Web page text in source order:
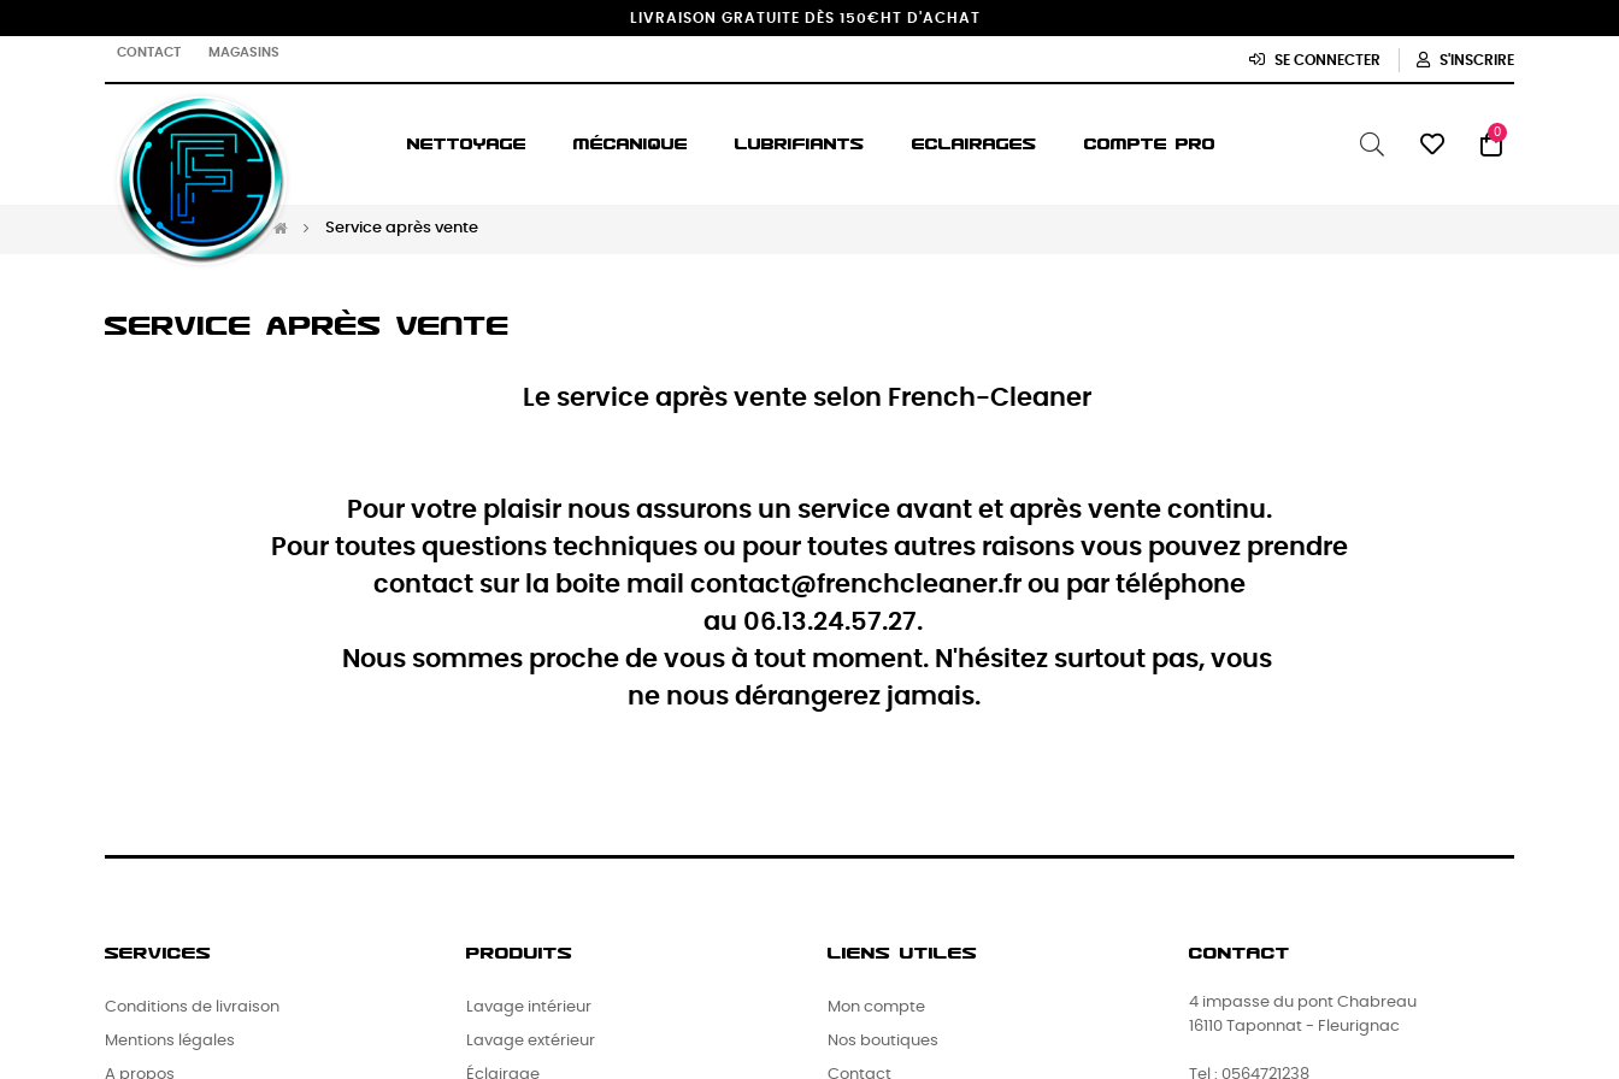
LIVRAISON GRATUITE DÈS 150€HT D'ACHAT
CONTACT MAGASINS
SE CONNECTER S'INSCRIRE
NETTOYAGE MÉCANIQUE LUBRIFIANTS ECLAIRAGES COMPTE PRO
0
Service après vente
Service après vente
Le service après vente selon French-Cleaner
Pour votre plaisir nous assurons un service avant et après vente continu.
Pour toutes questions techniques ou pour toutes autres raisons vous pouvez prendre
contact sur la boite mail contact@frenchcleaner.fr ou par téléphone
au 06.13.24.57.27.
Nous sommes proche de vous à tout moment. N'hésitez surtout pas, vous
ne nous dérangerez jamais.
SERVICES
Conditions de livraison
Mentions légales
A propos
PRODUITS
Lavage intérieur
Lavage extérieur
Éclairage
LIENS UTILES
Mon compte
Nos boutiques
Contact
CONTACT
4 impasse du pont Chabreau
16110 Taponnat - Fleurignac
Tel : 0564721238